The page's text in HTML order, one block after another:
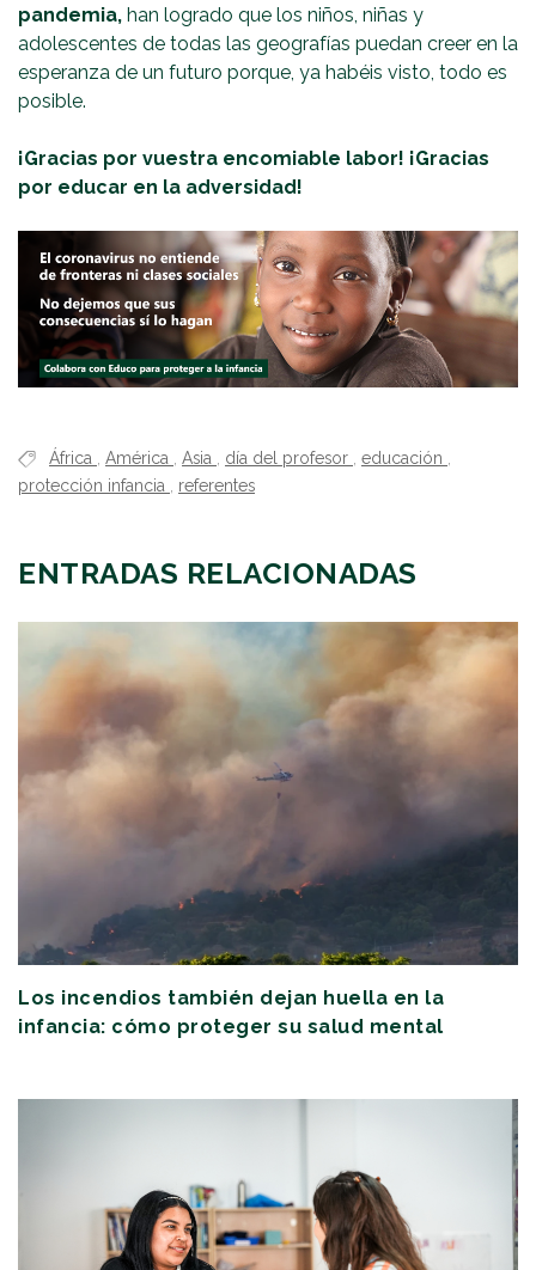
pandemia, han logrado que los niños, niñas y
adolescentes de todas las geografías puedan creer en la
esperanza de un futuro porque, ya habéis visto, todo es
posible.
¡Gracias por vuestra encomiable labor! ¡Gracias
por educar en la adversidad!
África América Asia día del profesor educación
protección infancia
referentes
ENTRADAS RELACIONADAS
Los incendios también dejan huella en la
infancia: cómo proteger su salud mental